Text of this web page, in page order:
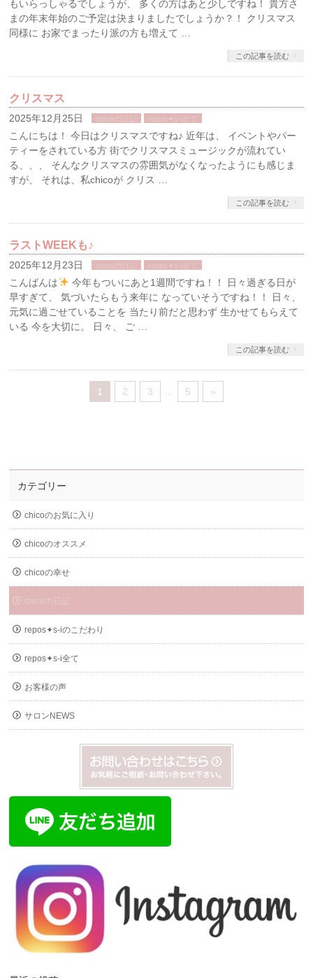
もいらっしゃるでしょうが、 多くの方はあと少しですね！ 貴方さ
まの年末年始のご予定は決まりましたでしょうか？！ クリスマス
同様に お家でまったり派の方も増えて …
この記事を読む
クリスマス
2025年12月25日 chicoの日記 repos✦s-i全て
こんにちは！ 今日はクリスマスですね♪ 近年は、 イベントやパー
ティーをされている方 街でクリスマスミュージックが流れてい
る、、、 そんなクリスマスの雰囲気がなくなったようにも感じま
すが、 それは、私chicoが クリス …
この記事を読む
ラストWEEKも♪
2025年12月23日 chicoの日記 repos✦s-i全て
こんばんは
今年もついにあと1週間ですね！！ 日々過ぎる日が
早すぎて、 気づいたらもう来年に なっていそうですね！！ 日々、
元気に過ごせていることを 当たり前だと思わず 生かせてもらえて
いる 今を大切に。 日々、 ご …
この記事を読む
1 2 3 5 »
カテゴリー
chicoのお気に入り
chicoのオススメ
chicoの幸せ
chicoの日記
repos✦s-iのこだわり
repos✦s-i全て
お客様の声
サロンNEWS